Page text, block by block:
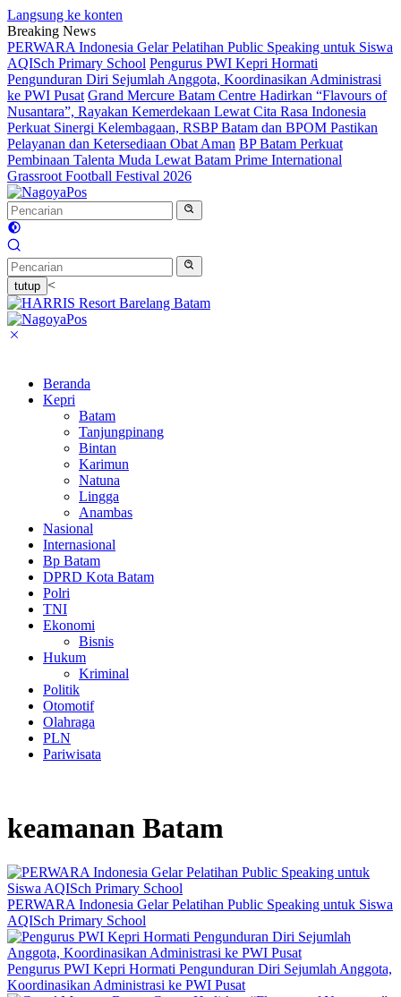
Langsung ke konten
Breaking News
PERWARA Indonesia Gelar Pelatihan Public Speaking untuk Siswa
AQISch Primary School Pengurus PWI Kepri Hormati
Pengunduran Diri Sejumlah Anggota, Koordinasikan Administrasi
ke PWI Pusat Grand Mercure Batam Centre Hadirkan “Flavours of
Nusantara”, Rayakan Kemerdekaan Lewat Cita Rasa Indonesia
Perkuat Sinergi Kelembagaan, RSBP Batam dan BPOM Pastikan
Pelayanan dan Ketersediaan Obat Aman BP Batam Perkuat
Pembinaan Talenta Muda Lewat Batam Prime International
Grassroot Football Festival 2026
tutup <
Beranda
Kepri
Batam
Tanjungpinang
Bintan
Karimun
Natuna
Lingga
Anambas
Nasional
Internasional
Bp Batam
DPRD Kota Batam
Polri
TNI
Ekonomi
Bisnis
Hukum
Kriminal
Politik
Otomotif
Olahraga
PLN
Pariwisata
keamanan Batam
PERWARA Indonesia Gelar Pelatihan Public Speaking untuk Siswa
AQISch Primary School
Pengurus PWI Kepri Hormati Pengunduran Diri Sejumlah Anggota,
Koordinasikan Administrasi ke PWI Pusat